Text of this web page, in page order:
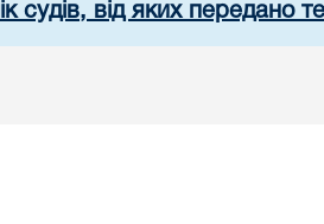
судів, від яких передано